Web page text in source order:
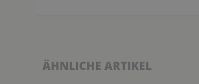
ÄHNLICHE ARTIKEL